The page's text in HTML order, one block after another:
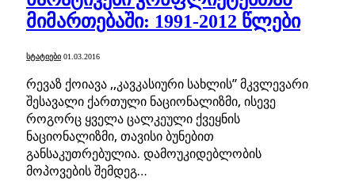
მიმართებაში: 1991-2012 წლები
ᲡᲢᲐᲢᲘᲔᲑᲘ 01.03.2016
რევაზ ქოიავა ,,კავკასიური სახლის” მკვლევარი
შესავალი ქართული ნაციონალიზმი, ისევე
როგორც ყველა ცალკეული ქვეყნის
ნაციონალიზმი, თავისი ბუნებით
განსაკუთრებულია. დამოუკიდებლობის
მოპოვების შემდეგ…